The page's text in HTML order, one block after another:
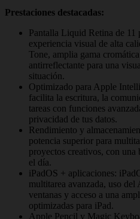
Prestaciones destacadas:
Pantalla Liquid Retina de 11
experiencia visual de alta
Tone, amplia gama
antirreflectante para una
situación.
Optimizado para Apple
facilita la escritura, la
tareas con funciones
privacidad de tus datos.
Rendimiento y
potencia superior para
proyectos creativos, con una
el día.
iPadOS + aplicaciones:
multitarea avanzada, uso
ventanas y acceso a una
optimizadas para iPad.
Apple Pencil y Magic